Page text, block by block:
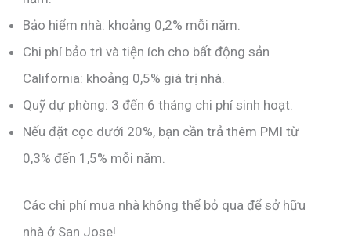
Bảo hiểm nhà: khoảng 0,2% mỗi năm.
Chi phí bảo trì và tiện ích cho bất động sản
California: khoảng 0,5% giá trị nhà.
Quỹ dự phòng: 3 đến 6 tháng chi phí sinh hoạt.
Nếu đặt cọc dưới 20%, bạn cần trả thêm PMI từ
0,3% đến 1,5% mỗi năm.
Các chi phí mua nhà không thể bỏ qua để sở hữu
nhà ở San Jose!